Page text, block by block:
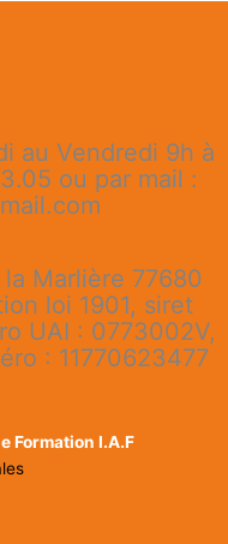
au Vendredi 9h à
ou par mail :
Marlière 77680
loi 1901, siret
UAI : 0773002V,
: 11770623477
Formation I.A.F